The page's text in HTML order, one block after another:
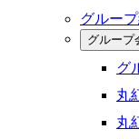
グルー
グループ
グ
丸
丸